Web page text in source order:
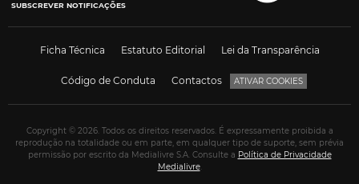
SUBSCREVER NOTIFICAÇÕES
Ficha Técnica Estatuto Editorial Lei da Transparência
Código de Conduta Contactos ATIVAR COOKIES
Copyright © 2026. Todos os direitos reservados. É expressamente proibida a
reprodução na totalidade ou em parte, em qualquer tipo de suporte, sem prévia
permissão por escrito da Medialivre S.A. Consulte a Política de Privacidade
Medialivre.